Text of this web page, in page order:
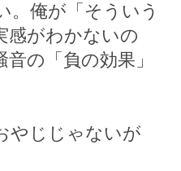
。俺が「そういう
感がわかないの
の「負の効果」
じじゃないが